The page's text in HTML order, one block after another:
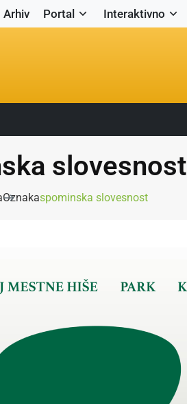
Arhiv Portal Interaktivno
slovesnost
Oznakaspominska slovesnost